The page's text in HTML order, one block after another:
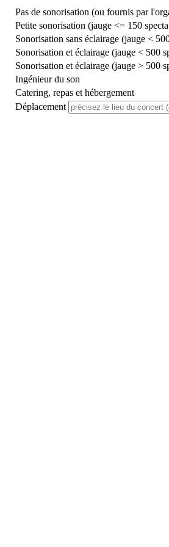
Pas de sonorisation (ou fournis par
Petite sonorisation (jauge <= 150
Sonorisation sans éclairage (jauge <
Sonorisation et éclairage (jauge < 500
Sonorisation et éclairage (jauge > 500
Ingénieur du son
Catering, repas et hébergement
Déplacement